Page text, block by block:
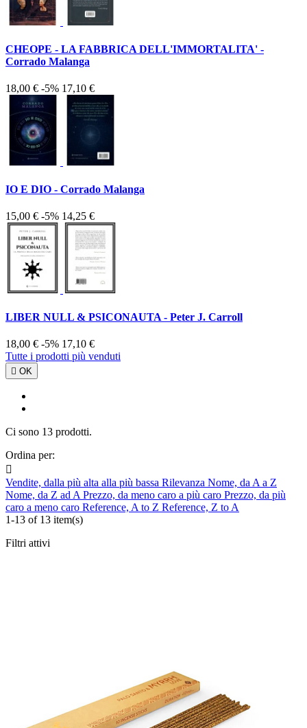
CHEOPE - LA FABBRICA DELL'IMMORTALITA' -
Corrado Malanga
18,00 € -5% 17,10 €
IO E DIO - Corrado Malanga
15,00 € -5% 14,25 €
LIBER NULL & PSICONAUTA - Peter J. Carroll
18,00 € -5% 17,10 €
Tutte i prodotti più venduti
 OK
Ci sono 13 prodotti.
Ordina per:

Vendite, dalla più alta alla più bassa Rilevanza Nome, da A a Z
Nome, da Z ad A Prezzo, da meno caro a più caro Prezzo, da più
caro a meno caro Reference, A to Z Reference, Z to A
1-13 of 13 item(s)
Filtri attivi